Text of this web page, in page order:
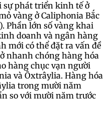
sự phát triển kinh tế ở
vàng ở Caliphonia Bắc
Phần lớn số vàng khai
doanh và ngân hàng
mới có thể đặt ra vấn đề
nhanh chóng hàng hóa
hàng chục vạn người
và Ôxtrâylia. Hàng hóa
trong mười năm
so với mười năm trước